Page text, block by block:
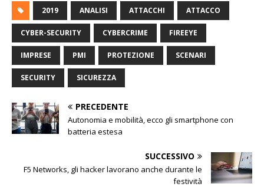
2019 ANALISI ATTACCHI ATTACCO
CYBER-SECURITY CYBERCRIME FIREEYE
IMPRESE PMI PROTEZIONE SCENARI
SECURITY SICUREZZA
PRECEDENTE
Autonomia e mobilità, ecco gli smartphone con
batteria estesa
SUCCESSIVO
F5 Networks, gli hacker lavorano anche durante le
festività